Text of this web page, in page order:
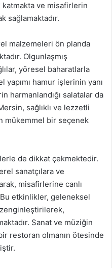
katmakta ve misafirlerin
sağlamaktadır.
malzemeleri ön planda
Olgunlaşmış
yöresel baharatlarla
yapımı hamur işlerinin yanı
harmanlandığı salatalar da
sağlıklı ve lezzetli
mükemmel bir seçenek
de dikkat çekmektedir.
sanatçılara ve
misafirlerine canlı
etkinlikler, geleneksel
Sanat ve müziğin
restoran olmanın ötesinde